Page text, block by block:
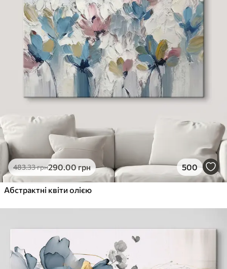
483.33грн290.00грн 500
Абстрактні квіти олією